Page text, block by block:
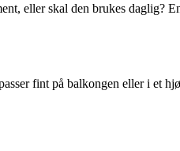
eller skal den brukes daglig?
fint på balkongen eller i et